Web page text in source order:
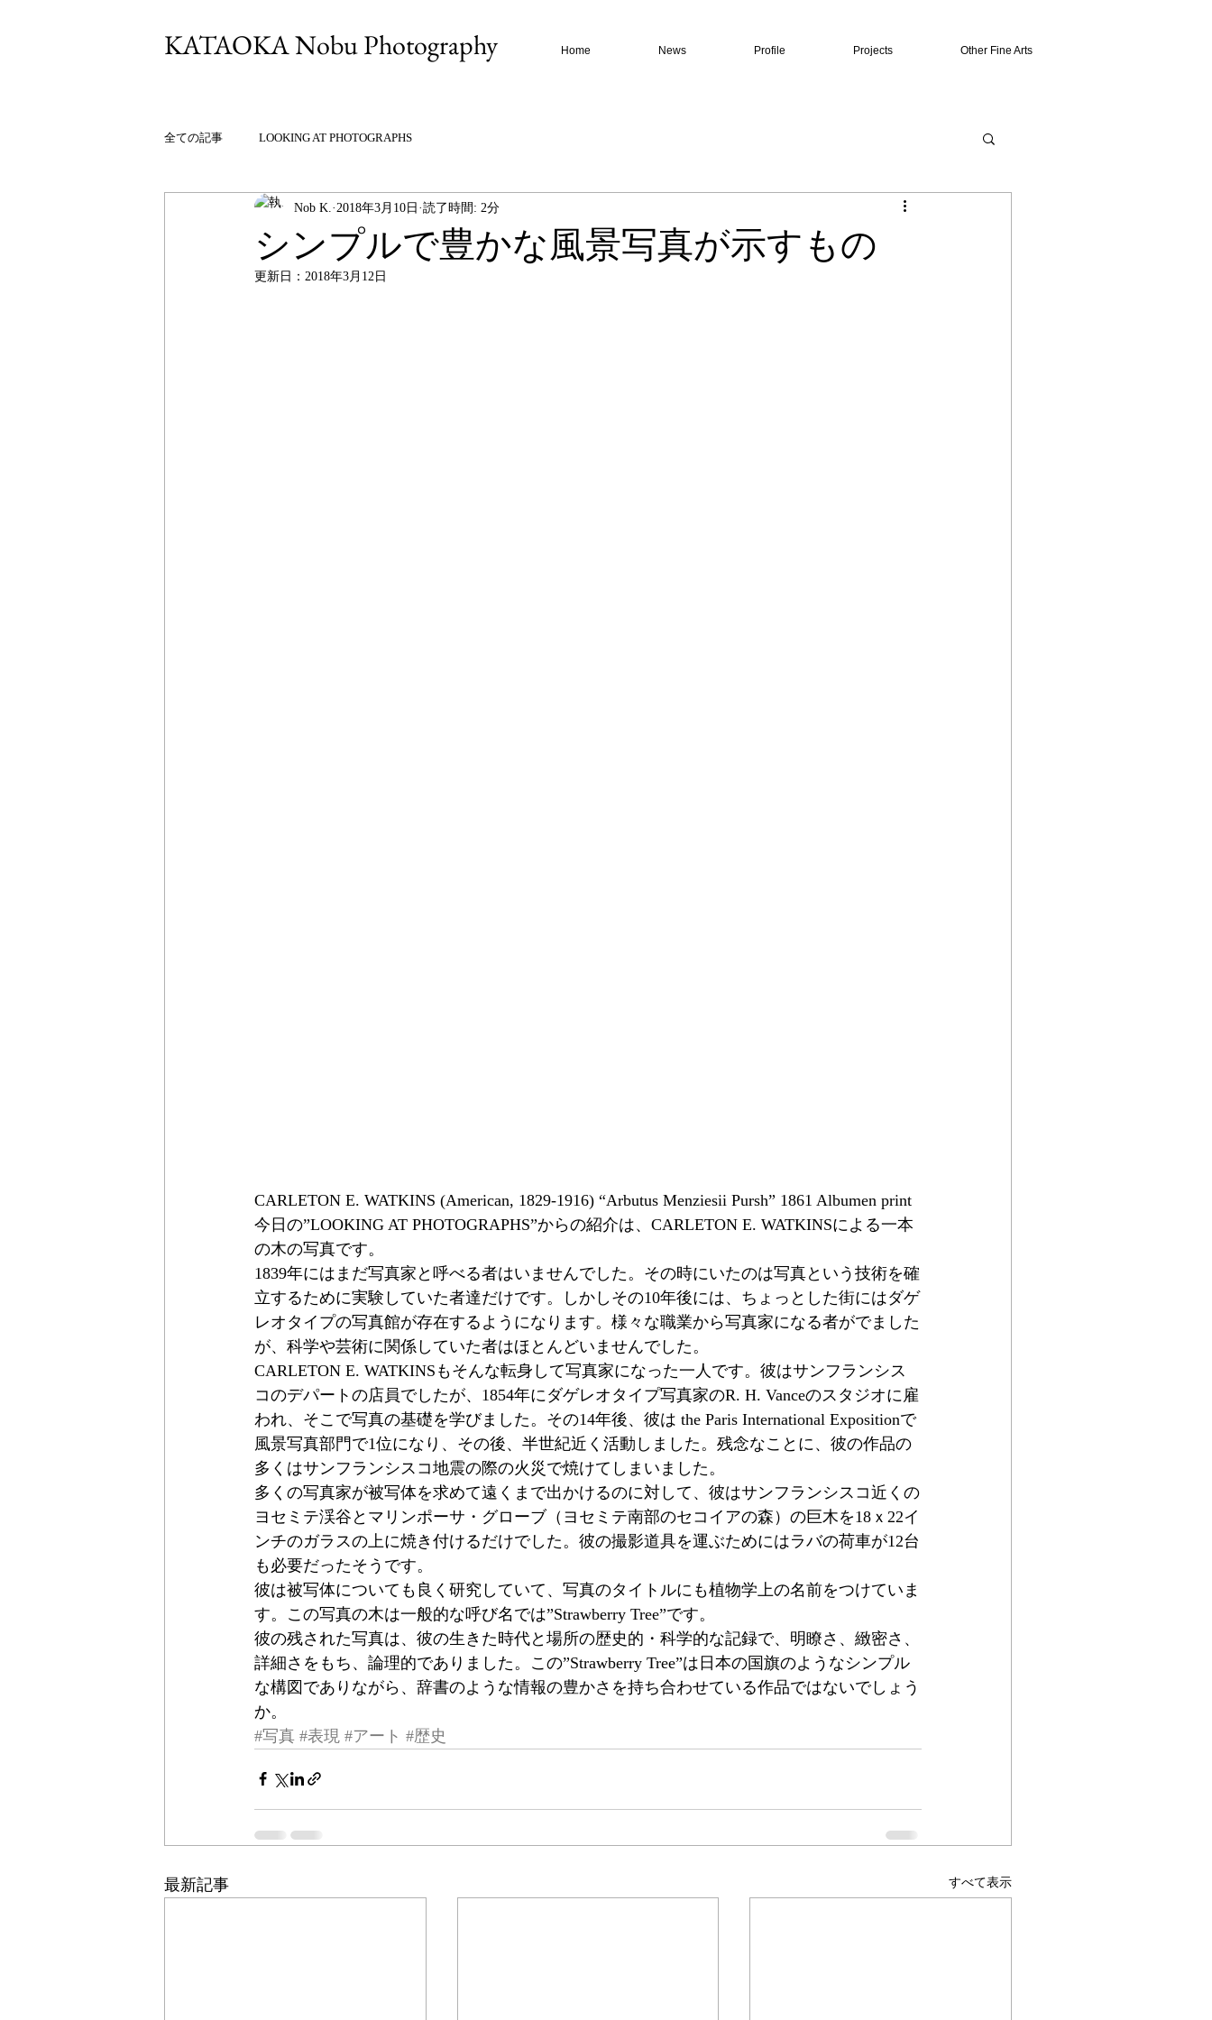
KATAOKA Nobu Photography Home News Profile Projects Other Fine Arts
全ての記事 LOOKING AT PHOTOGRAPHS
シンプルで豊かな風景写真が示すもの
Nob K. 2018年3月10日 読了時間: 2分
更新日： 2018年3月12日
CARLETON E. WATKINS (American, 1829-1916) “Arbutus Menziesii Pursh” 1861 Albumen print
今日の”LOOKING AT PHOTOGRAPHS”からの紹介は、CARLETON E. WATKINSによる一本
の木の写真です。
1839年にはまだ写真家と呼べる者はいませんでした。その時にいたのは写真という技術を確
立するために実験していた者達だけです。しかしその10年後には、ちょっとした街にはダゲ
レオタイプの写真館が存在するようになります。様々な職業から写真家になる者がでました
が、科学や芸術に関係していた者はほとんどいませんでした。
CARLETON E. WATKINSもそんな転身して写真家になった一人です。彼はサンフランシス
コのデパートの店員でしたが、1854年にダゲレオタイプ写真家のR. H. Vanceのスタジオに雇
われ、そこで写真の基礎を学びました。その14年後、彼は the Paris International Expositionで
風景写真部門で1位になり、その後、半世紀近く活動しました。残念なことに、彼の作品の
多くはサンフランシスコ地震の際の火災で焼けてしまいました。
多くの写真家が被写体を求めて遠くまで出かけるのに対して、彼はサンフランシスコ近くの
ヨセミテ渓谷とマリンポーサ・グローブ（ヨセミテ南部のセコイアの森）の巨木を18ｘ22イ
ンチのガラスの上に焼き付けるだけでした。彼の撮影道具を運ぶためにはラバの荷車が12台
も必要だったそうです。
彼は被写体についても良く研究していて、写真のタイトルにも植物学上の名前をつけていま
す。この写真の木は一般的な呼び名では”Strawberry Tree”です。
彼の残された写真は、彼の生きた時代と場所の歴史的・科学的な記録で、明瞭さ、緻密さ、
詳細さをもち、論理的でありました。この”Strawberry Tree”は日本の国旗のようなシンプル
な構図でありながら、辞書のような情報の豊かさを持ち合わせている作品ではないでしょう
か。
#写真 #表現 #アート #歴史
最新記事 すべて表示